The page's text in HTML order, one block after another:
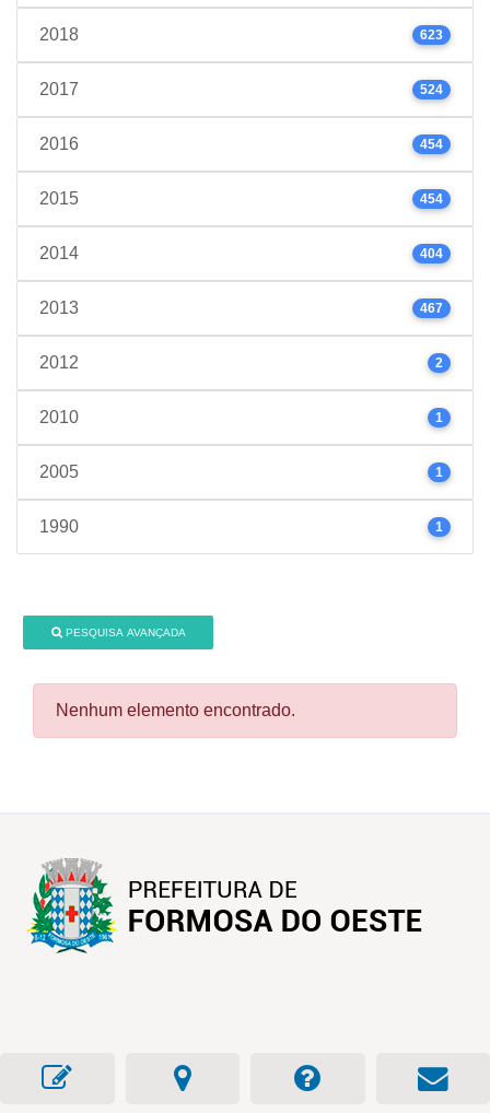
2018 623
2017 524
2016 454
2015 454
2014 404
2013 467
2012 2
2010 1
2005 1
1990 1
PESQUISA AVANÇADA
Nenhum elemento encontrado.